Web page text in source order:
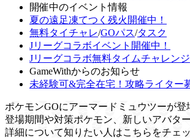
開催中のイベント情報
夏の遠足凍てつく残火開催中！
無料タイチャレ/GOパス/タスク
Jリーグコラボイベント開催中！
Jリーグコラボ無料タイムチャレンジ
GameWithからのお知らせ
未経験可&完全在宅！攻略ライター
ポケモンGOにアーマードミュウツーが
登場期間や対策ポケモン、新しいアバタ
詳細について知りたい人はこちらをチェッ